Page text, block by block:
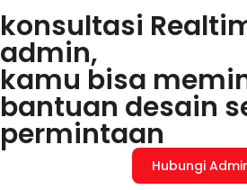
konsultasi
admin,
kamu bisa
bantuan desain
permintaan
Hubungi